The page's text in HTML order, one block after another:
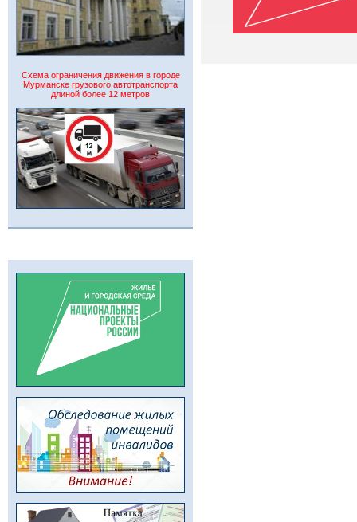
Схема ограничения движения в городе
Мурманске грузового автотранспорта
длиной более 12 метров